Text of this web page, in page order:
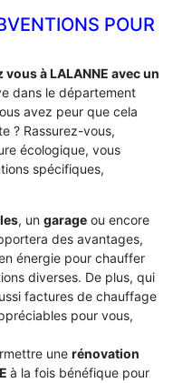
POUR
à LALANNE avec un
dans le département
avez peur que cela
? Rassurez-vous,
écologique, vous
spécifiques,
, un garage ou encore
des avantages,
énergie pour chauffer
diverses. De plus, qui
factures de chauffage
pour vous,
une rénovation
à la fois bénéfique pour